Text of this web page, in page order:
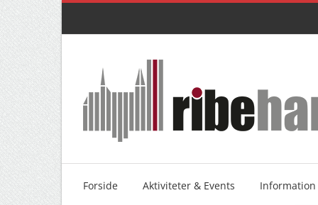
Skip
Forside Aktiviteter & Events Information